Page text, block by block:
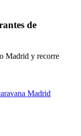
de
Madrid y recorre
Madrid